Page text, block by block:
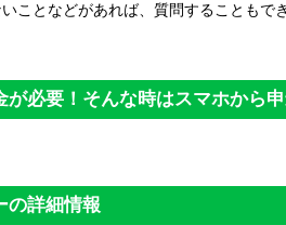
ことなどがあれば、質問することもで
必要！そんな時はスマホから申
の詳細情報